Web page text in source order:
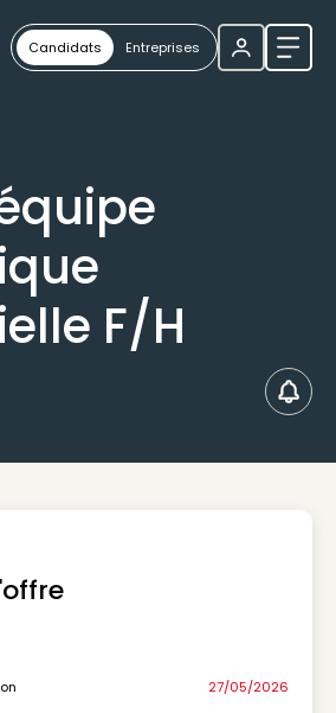
Candidats Entreprises
F/H
27/05/2026